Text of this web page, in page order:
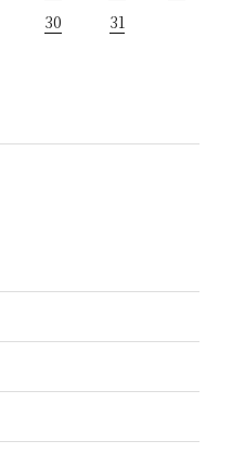
30 31